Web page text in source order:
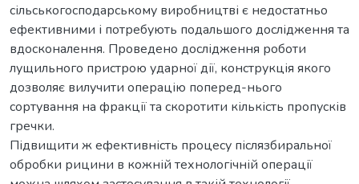
сільськогосподарському виробництві є недостатньо
ефективними і потребують подальшого дослідження та
вдосконалення. Проведено дослідження роботи
лущильного пристрою ударної дії, конструкція якого
дозволяє вилучити операцію поперед-нього
сортування на фракції та скоротити кількість пропусків
гречки.
Підвищити ж ефективність процесу післязбиральної
обробки рицини в кожній технологічній операції